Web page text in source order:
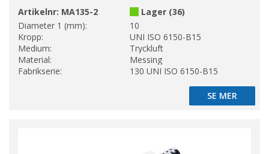
Artikelnr: MA135-2
Lager (36)
Diameter 1 (mm):
10
Kropp:
UNI ISO 6150-B15
Medium:
Tryckluft
Material:
Messing
Fabrikserie:
130 UNI ISO 6150-B15
SE MER
SE MER